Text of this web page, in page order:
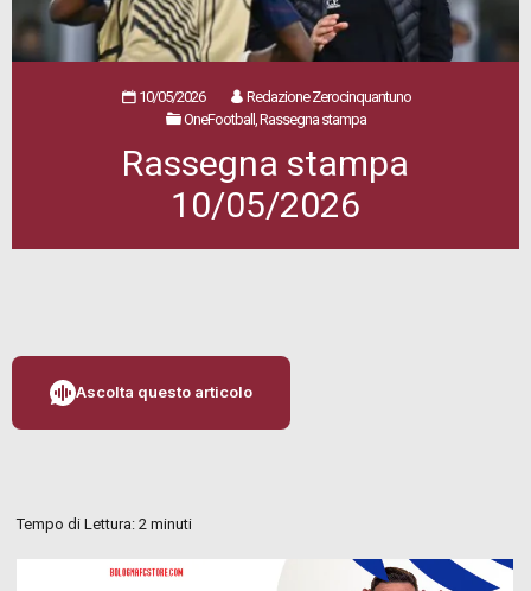
10/05/2026
Redazione Zerocinquantuno
OneFootball, Rassegna stampa
Rassegna stampa
10/05/2026
Ascolta questo articolo
Tempo di Lettura:2 minuti